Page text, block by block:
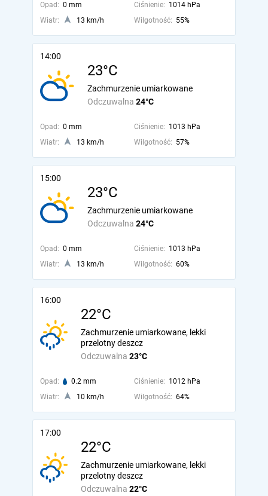
Opad: 0 mm Ciśnienie: 1014 hPa
Wiatr:
13 km/h Wilgotność: 55%
14:00
23°C
Odczuwalna 24°C
Zachmurzenie umiarkowane
Opad: 0 mm Ciśnienie: 1013 hPa
Wiatr:
13 km/h Wilgotność: 57%
15:00
23°C
Odczuwalna 24°C
Zachmurzenie umiarkowane
Opad: 0 mm Ciśnienie: 1013 hPa
Wiatr:
13 km/h Wilgotność: 60%
16:00
22°C
Odczuwalna 23°C
Zachmurzenie umiarkowane, lekki
przelotny deszcz
Opad: 0.2 mm Ciśnienie: 1012 hPa
Wiatr:
10 km/h Wilgotność: 64%
17:00
22°C
Odczuwalna 22°C
Zachmurzenie umiarkowane, lekki
przelotny deszcz